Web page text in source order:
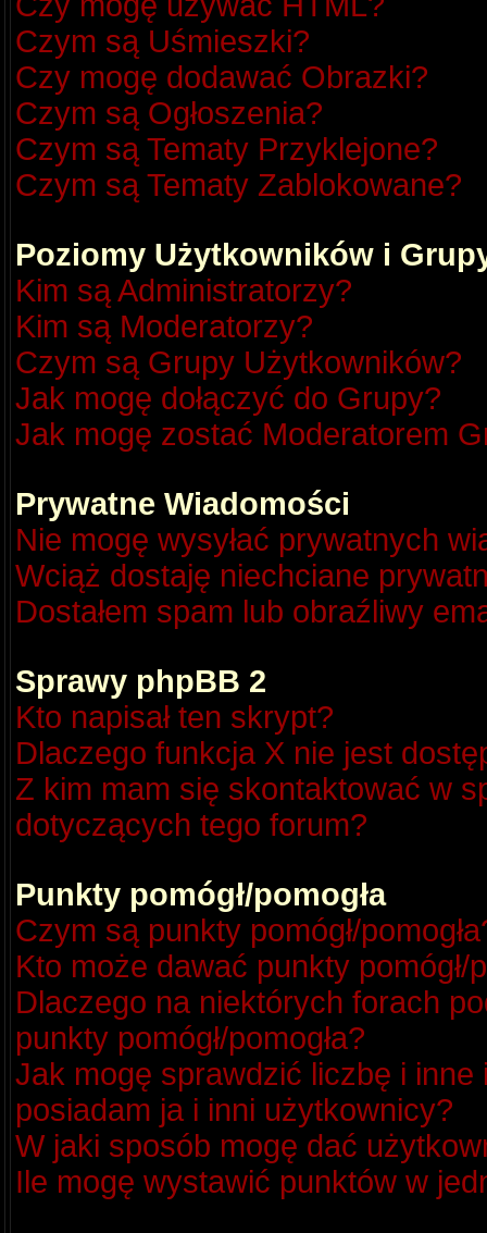
Czym są Uśmieszki?
Czy mogę dodawać Obrazki?
Czym są Ogłoszenia?
Czym są Tematy Przyklejone?
Czym są Tematy Zablokowane?
Poziomy Użytkowników i
Kim są Administratorzy?
Kim są Moderatorzy?
Czym są Grupy Użytkowników?
Jak mogę dołączyć do Grupy?
Jak mogę zostać Moderatorem
Prywatne Wiadomości
Nie mogę wysyłać prywatnych
Wciąż dostaję niechciane
Dostałem spam lub obraźliwy
Sprawy phpBB 2
Kto napisał ten skrypt?
Dlaczego funkcja X nie jest
Z kim mam się skontaktować w
dotyczących tego forum?
Punkty pomógł/pomogła
Czym są punkty pomógł/
Kto może dawać punkty pomógł/
Dlaczego na niektórych forach
punkty pomógł/pomogła?
Jak mogę sprawdzić liczbę i
posiadam ja i inni użytkownicy?
W jaki sposób mogę dać
Ile mogę wystawić punktów w